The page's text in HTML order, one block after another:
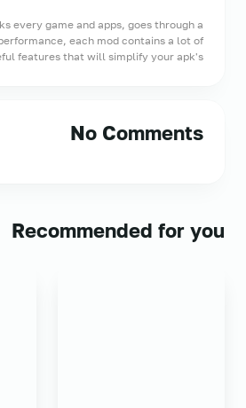
every game and apps, goes through a
each mod contains a lot of
features that will simplify your apk's.
No Comments
Recommended for you